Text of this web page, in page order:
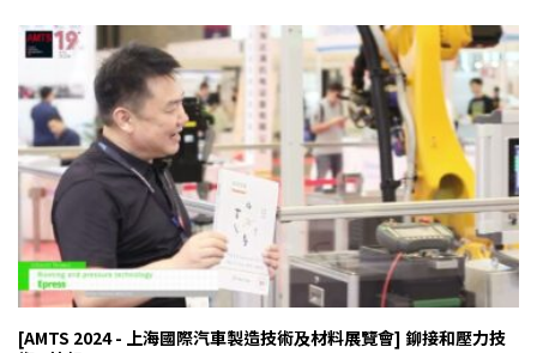
[AMTS 2024 - 上海國際汽車製造技術及材料展覽會] 鉚接和壓力技